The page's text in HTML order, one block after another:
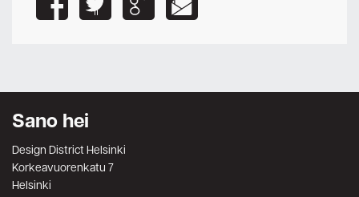
Sano hei
Design District Helsinki
Korkeavuorenkatu 7
Helsinki